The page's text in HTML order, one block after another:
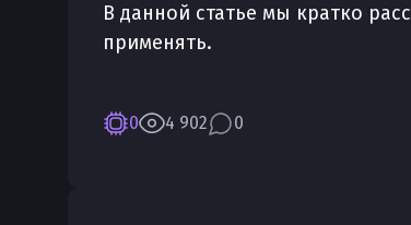
В данной статье мы кратко
применять.
0 4 902 0